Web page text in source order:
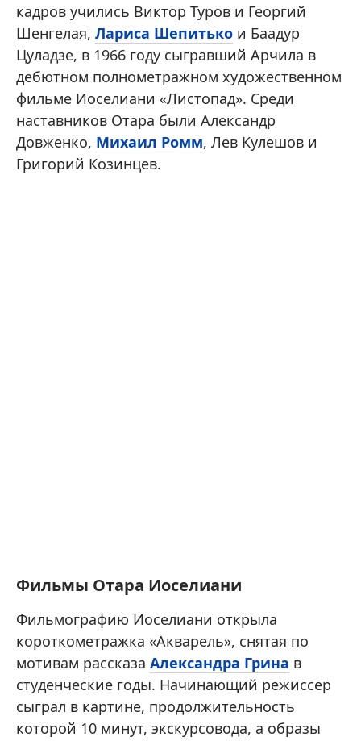
кадров учились Виктор Туров и Георгий
Шенгелая, Лариса Шепитько и Баадур
Цуладзе, в 1966 году сыгравший Арчила в
дебютном полнометражном художественном
фильме Иоселиани «Листопад». Среди
наставников Отара были Александр
Довженко, Михаил Ромм, Лев Кулешов и
Григорий Козинцев.
Фильмы Отара Иоселиани
Фильмографию Иоселиани открыла
короткометражка «Акварель», снятая по
мотивам рассказа Александра Грина в
студенческие годы. Начинающий режиссер
сыграл в картине, продолжительность
которой 10 минут, экскурсовода, а образы